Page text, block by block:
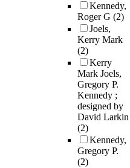
Kennedy,
Roger G (2)
Joels,
Kerry Mark
(2)
Kerry
Mark Joels,
Gregory P.
Kennedy ;
designed by
David Larkin
(2)
Kennedy,
Gregory P.
(2)